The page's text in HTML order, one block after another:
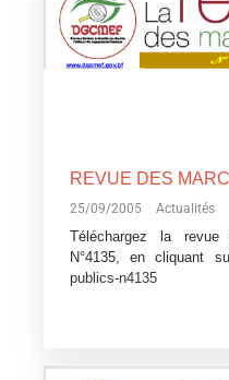
25/09/2005 Actualités
Téléchargez la
N°4135, en cliquant
publics-n4135